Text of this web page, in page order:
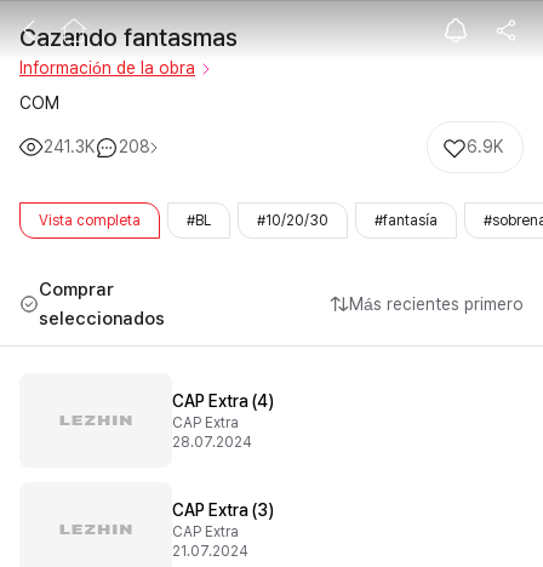
Cazando
Cazando fantasmas
Información de la obra
COM
241.3K 208 6.9K
Vista completa #BL #10/20/30 #fantasía
Comprar
seleccionados
Más recientes primero
CAP Extra (4)
CAP Extra
28.07.2024
CAP Extra (3)
CAP Extra
21.07.2024